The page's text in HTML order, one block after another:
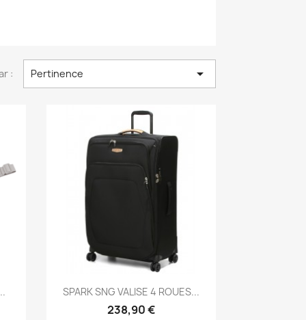
: Pertinence 
Aperçu rapide
SPARK SNG VALISE 4 ROUES...
238,90 €